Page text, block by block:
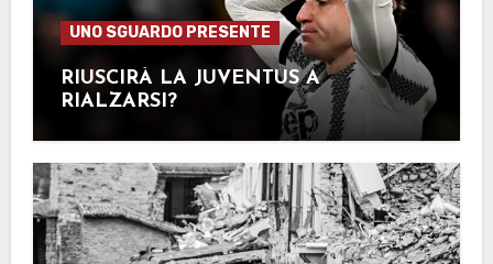
UNO SGUARDO PRESENTE
RIUSCIRÀ LA JUVENTUS A
RIALZARSI?